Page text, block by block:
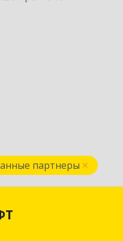
партнеры
обл, Вологда г,